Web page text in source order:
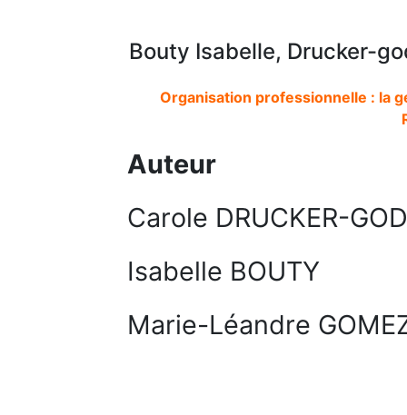
Bouty Isabelle, Drucker-
Organisation professionnelle : la
Auteur
Carole DRUCKER-
Isabelle BOUTY
Marie-Léandre